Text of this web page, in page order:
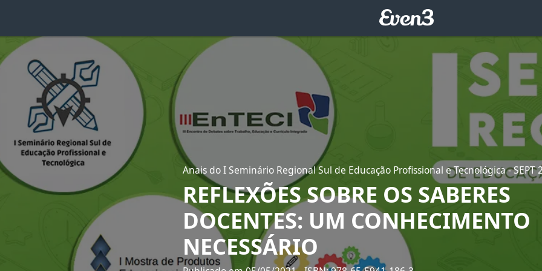
Anais do I Seminário Regional Sul de Educação Profissional e Tecnológica - SEPT
REFLEXÕES SOBRE OS SABERES
DOCENTES: UM CONHECIMENTO
NECESSÁRIO